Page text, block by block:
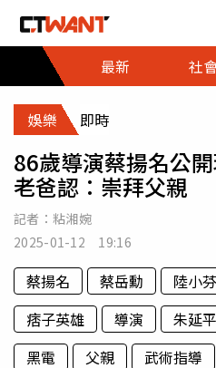
最新
社
娛樂 即時
86歲導演蔡揚名公
老爸認：崇拜父親
記者： 粘湘婉
2025-01-12 19:16
蔡揚名 蔡岳勳 陸小芬
痞子英雄
導演 朱延平
黑電
父親 武術指導